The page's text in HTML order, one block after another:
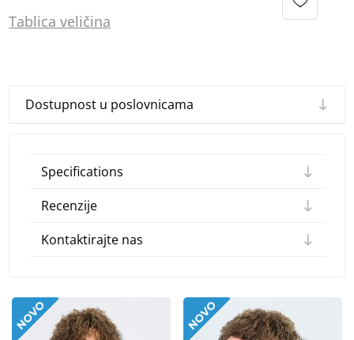
Tablica veličina
Dostupnost u poslovnicama
Specifications
Recenzije
Kontaktirajte nas